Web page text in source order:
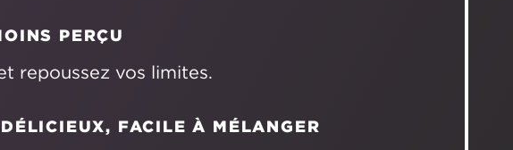
PERÇU
repoussez vos limites.
FACILE À MÉLANGER